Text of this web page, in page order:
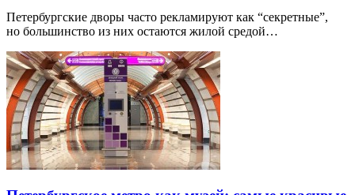
Петербургские дворы часто рекламируют как “секретные”,
но большинство из них остаются жилой средой…